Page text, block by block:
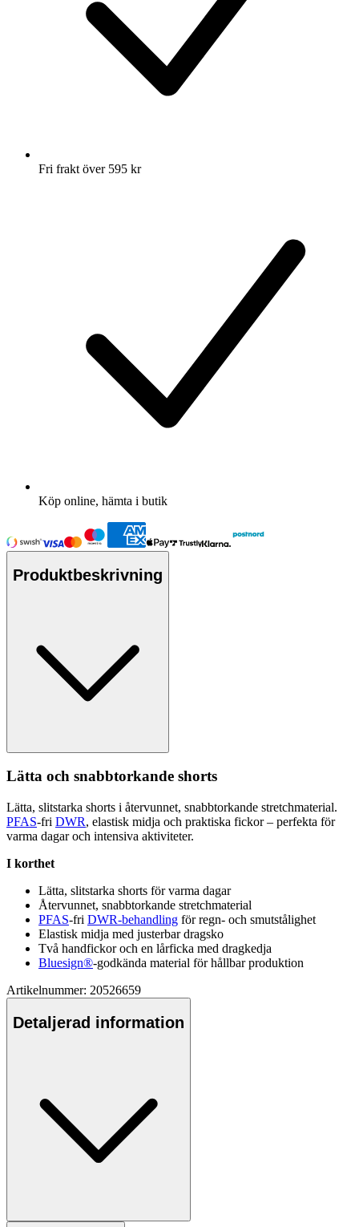
Fri frakt över 595 kr
Köp online, hämta i butik
Produktbeskrivning
Lätta och snabbtorkande shorts
Lätta, slitstarka shorts i återvunnet, snabbtorkande stretchmaterial.
PFAS-fri DWR, elastisk midja och praktiska fickor – perfekta för
varma dagar och intensiva aktiviteter.
I korthet
Lätta, slitstarka shorts för varma dagar
Återvunnet, snabbtorkande stretchmaterial
PFAS-fri DWR-behandling för regn- och smutstålighet
Elastisk midja med justerbar dragsko
Två handfickor och en lårficka med dragkedja
Bluesign®-godkända material för hållbar produktion
Artikelnummer: 20526659
Detaljerad information